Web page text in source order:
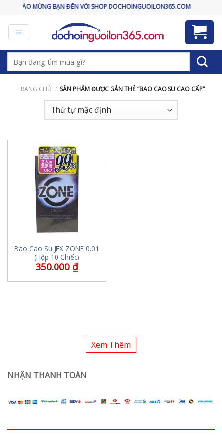
content
CHÀO MỪNG BẠN ĐẾN VỚI SHOP DOCHOINGUOILON365.COM
Tìm
kiếm:
TRANG CHỦ / SẢN PHẨM ĐƯỢC GẮN THẺ “BAO CAO SU CAO CẤP”
Bao Cao Su JEX ZONE 0.01
(Hộp 10 Chiếc)
350.000 ₫
Xem Thêm
NHẬN THANH TOÁN